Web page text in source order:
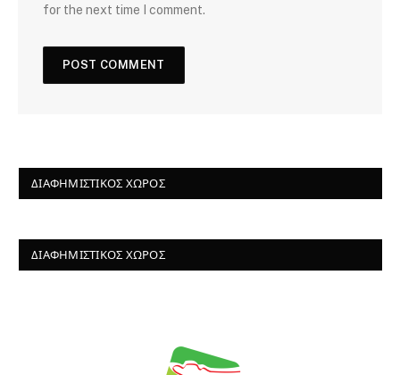
for the next time I comment.
ΔΙΑΦΗΜΙΣΤΙΚΌΣ ΧΏΡΟΣ
ΔΙΑΦΗΜΙΣΤΙΚΌΣ ΧΏΡΟΣ